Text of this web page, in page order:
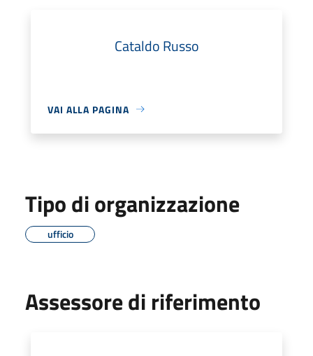
Cataldo Russo
VAI ALLA PAGINA
Tipo di organizzazione
ufficio
Assessore di riferimento